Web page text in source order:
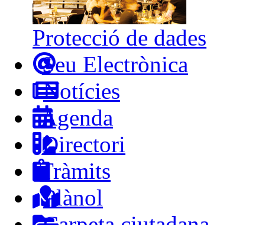
Protecció de dades
Seu Electrònica
Notícies
Agenda
Directori
Tràmits
Plànol